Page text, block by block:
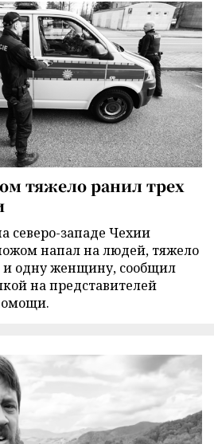
тяжело ранил трех
северо-западе Чехии
напал на людей, тяжело
одну женщину, сообщил
на представителей